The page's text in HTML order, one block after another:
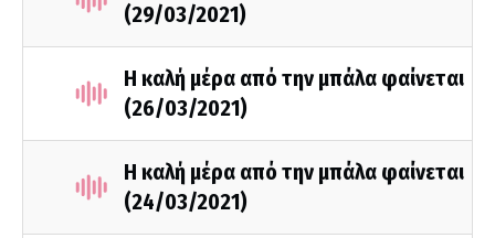
(29/03/2021)
Η καλή μέρα από την μπάλα φαίνεται
(26/03/2021)
Η καλή μέρα από την μπάλα φαίνεται
(24/03/2021)